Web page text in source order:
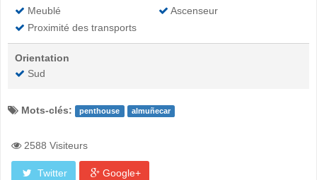
Meublé
Ascenseur
Proximité des transports
Orientation
Sud
Mots-clés: penthouse almuñecar
2588 Visiteurs
Twitter Google+